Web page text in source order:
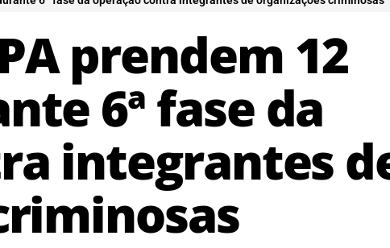
prendem 12
6ª fase da
integrantes